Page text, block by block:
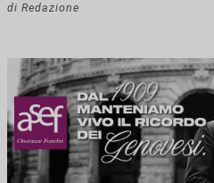
di Redazione